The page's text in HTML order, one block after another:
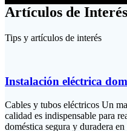
Artículos de Interés
Tips y artículos de interés
Instalación eléctrica
Cables y tubos eléctricos Un
calidad es indispensable para
doméstica segura y duradera